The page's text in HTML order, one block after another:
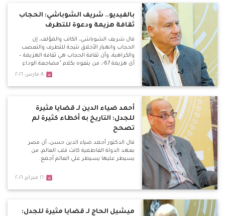
بالفيديو.. شريف الشوباشي: الحجاب
ثقافة هزيمة ودعوة للتطرف
قال شريف الشوباشي، الكاتب والمؤلف، إن
الحجاب وانهيار الأخلاق نتيجة للتطرف والتعصب
والكراهية، وأن ثقافة الحجاب هي ثقافة الهزيمة –
أي هزيمة 67-، من يتفوه بكلام "مضاجعة الوداع
٨ مارس ٢٠١٦
أحمد ضياء الدين لـ قضايا مثيرة
للجدل: التاريخ به أخطاء كثيرة لم
تصحح
قال الدكتور أحمد ضياء الدين حسن، أن مصر
بعهد الدولة الفاطمية كانت قلب العالم، من
يسيطر عليها يسيطر علي العالم أجمع.
١٦ فبراير ٢٠١٦
ميشيل الحاج لـ قضايا مثيرة للجدل: